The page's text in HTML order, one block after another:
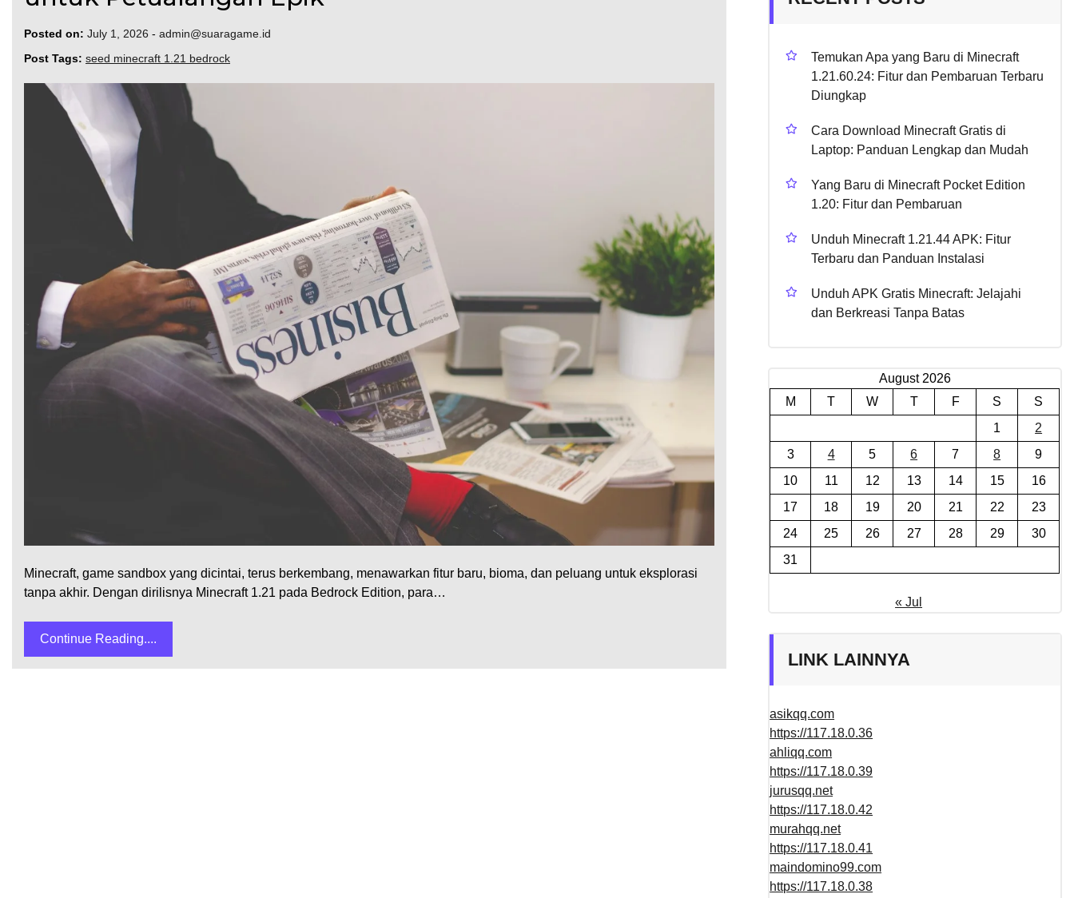
Posted on: July 1, 2026 - admin@suaragame.id
Post Tags: seed minecraft 1.21 bedrock
Minecraft, game sandbox yang dicintai, terus berkembang, menawarkan fitur baru, bioma, dan peluang untuk eksplorasi
tanpa akhir. Dengan dirilisnya Minecraft 1.21 pada Bedrock Edition, para…
Continue Reading....
Temukan Apa yang Baru di Minecraft
1.21.60.24: Fitur dan Pembaruan Terbaru
Diungkap
Cara Download Minecraft Gratis di
Laptop: Panduan Lengkap dan Mudah
Yang Baru di Minecraft Pocket Edition
1.20: Fitur dan Pembaruan
Unduh Minecraft 1.21.44 APK: Fitur
Terbaru dan Panduan Instalasi
Unduh APK Gratis Minecraft: Jelajahi
dan Berkreasi Tanpa Batas
August 2026
M
T W T F S
S
1
2
3
4 5 6 7 8
9
10
11 12 13 14 15
16
17
18 19 20 21 22
23
24
25 26 27 28 29
30
31
« Jul
LINK LAINNYA
asikqq.com
https://117.18.0.36
ahliqq.com
https://117.18.0.39
jurusqq.net
https://117.18.0.42
murahqq.net
https://117.18.0.41
maindomino99.com
https://117.18.0.38